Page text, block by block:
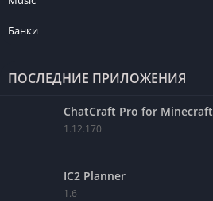
Банки
ПОСЛЕДНИЕ ПРИЛОЖЕНИЯ
ChatCraft Pro for Minecraft
1.12.170
IC2 Planner
1.6